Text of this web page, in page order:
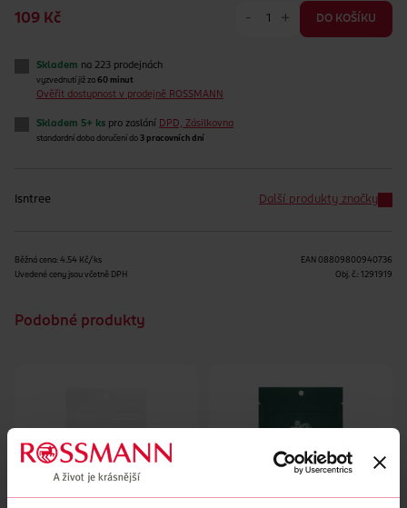
109 Kč - + DO KOŠÍKU
Skladem na 223 prodejnách
vyzvednutí již za 60 minut
Ověřit dostupnost v prodejně ROSSMANN
Skladem 5+ ks pro zaslání DPD, Zásilkovna
standardní doba doručení do 3 pracovních dní
Isntree Další produkty značky
Běžná cena: 4.54 Kč/ks
Uvedené ceny jsou včetně DPH
EAN 08809800940736
Obj. č.: 1291919
Podobné produkty